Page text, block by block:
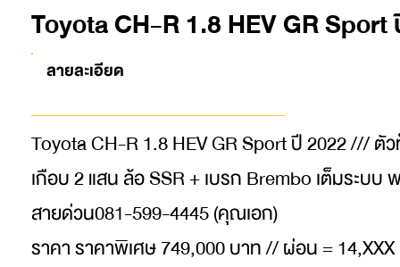
Toyota CH-R 1.8 HEV GR Sport
ลายละเอียด
Toyota CH-R 1.8 HEV GR Sport ปี 2022 /// ตั
เกือบ 2 แสน ล้อ SSR + เบรก Brembo เต็มระบบ
สายด่วน081-599-4445 (คุณเอก)
ราคา ราคาพิเศษ 749,000 บาท // ผ่อน =